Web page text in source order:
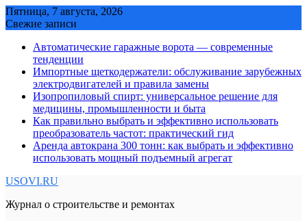
Skip
to
Пятница, 7 августа, 2026
Свежие записи
Автоматические гаражные ворота — современные
тенденции
Импортные щеткодержатели: обслуживание зарубежных
электродвигателей и правила замены
Изопропиловый спирт: универсальное решение для
медицины, промышленности и быта
Как правильно выбрать и эффективно использовать
преобразователь частот: практический гид
Аренда автокрана 300 тонн: как выбрать и эффективно
использовать мощный подъемный агрегат
USOVI.RU
Журнал о строительстве и ремонтах